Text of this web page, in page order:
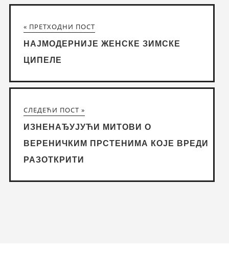
« ПРЕТХОДНИ ПОСТ
НАЈМОДЕРНИЈЕ ЖЕНСКЕ ЗИМСКЕ
ЦИПЕЛЕ
СЛЕДЕЋИ ПОСТ »
ИЗНЕНАЂУЈУЋИ МИТОВИ О
ВЕРЕНИЧКИМ ПРСТЕНИМА КОЈЕ ВРЕДИ
РАЗОТКРИТИ